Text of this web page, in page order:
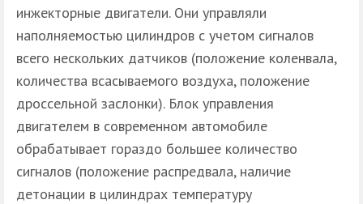
инжекторные двигатели. Они управляли
наполняемостью цилиндров с учетом сигналов
всего нескольких датчиков (положение коленвала,
количества всасываемого воздуха, положение
дроссельной заслонки). Блок управления
двигателем в современном автомобиле
обрабатывает гораздо большее количество
сигналов (положение распредвала, наличие
детонации в цилиндрах температуру